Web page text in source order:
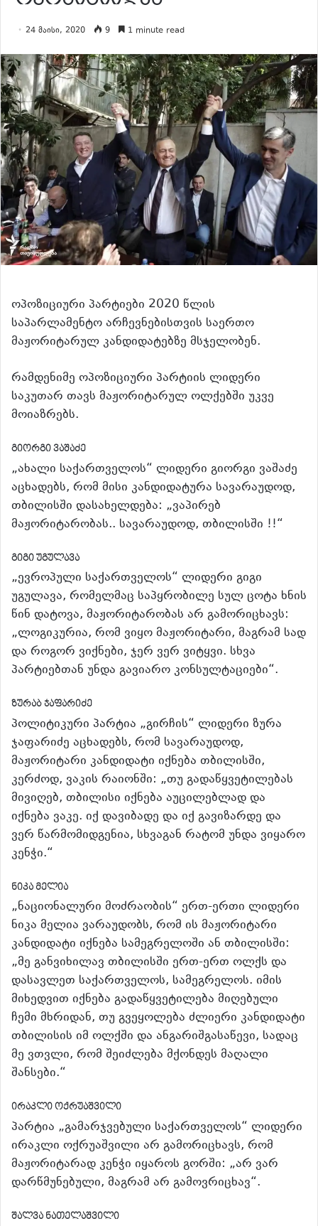
24 მაისი, 2020 9 1 minute read
ოპოზიციური პარტიები 2020 წლის
საპარლამენტო არჩევნებისთვის საერთო
მაჟორიტარულ კანდიდატებზე მსჯელობენ.
რამდენიმე ოპოზიციური პარტიის ლიდერი
საკუთარ თავს მაჟორიტარულ ოლქებში უკვე
მოიაზრებს.
გიორგი ვაშაძე
„ახალი საქართველოს“ ლიდერი გიორგი ვაშაძე
აცხადებს, რომ მისი კანდიდატურა სავარაუდოდ,
თბილისში დასახელდება: „ვაპირებ
მაჟორიტარობას.. სავარაუდოდ, თბილისში !!“
გიგი უგულავა
„ევროპული საქართველოს“ ლიდერი გიგი
უგულავა, რომელმაც საპყრობილე სულ ცოტა ხნის
წინ დატოვა, მაჟორიტარობას არ გამორიცხავს:
„ლოგიკურია, რომ ვიყო მაჟორიტარი, მაგრამ სად
და როგორ ვიქნები, ჯერ ვერ ვიტყვი. სხვა
პარტიებთან უნდა გავიარო კონსულტაციები“.
ზურაბ ჯაფარიძე
პოლიტიკური პარტია „გირჩის“ ლიდერი ზურა
ჯაფარიძე აცხადებს, რომ სავარაუდოდ,
მაჟორიტარი კანდიდატი იქნება თბილისში,
კერძოდ, ვაკის რაიონში: „თუ გადაწყვეტილებას
მივიღებ, თბილისი იქნება აუცილებლად და
იქნება ვაკე. იქ დავიბადე და იქ გავიზარდე და
ვერ წარმომიდგენია, სხვაგან რატომ უნდა ვიყარო
კენჭი.“
ნიკა მელია
„ნაციონალური მოძრაობის“ ერთ-ერთი ლიდერი
ნიკა მელია ვარაუდობს, რომ ის მაჟორიტარი
კანდიდატი იქნება სამეგრელოში ან თბილისში:
„მე განვიხილავ თბილისში ერთ-ერთ ოლქს და
დასავლეთ საქართველოს, სამეგრელოს. იმის
მიხედვით იქნება გადაწყვეტილება მიღებული
ჩემი მხრიდან, თუ გვეყოლება ძლიერი კანდიდატი
თბილისის იმ ოლქში და ანგარიშგასაწევი, სადაც
მე ვთვლი, რომ შეიძლება მქონდეს მაღალი
შანსები.“
ირაკლი ოქრუაშვილი
პარტია „გამარჯვებული საქართველოს“ ლიდერი
ირაკლი ოქრუაშვილი არ გამორიცხავს, რომ
მაჟორიტარად კენჭი იყაროს გორში: „არ ვარ
დარწმუნებული, მაგრამ არ გამოვრიცხავ“.
შალვა ნათელაშვილი